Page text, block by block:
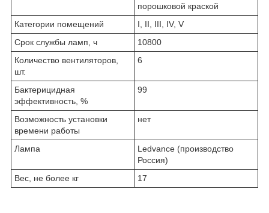
порошковой краской
Категории помещений
I, II, III, IV, V
Срок службы ламп, ч
10800
Количество вентиляторов,
шт.
6
Бактерицидная
эффективность, %
99
Возможность установки
времени работы
нет
Лампа
Ledvance (производство
Россия)
Вес, не более кг
17